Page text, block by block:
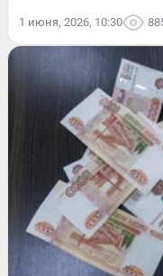
1 июня, 2026, 10:30